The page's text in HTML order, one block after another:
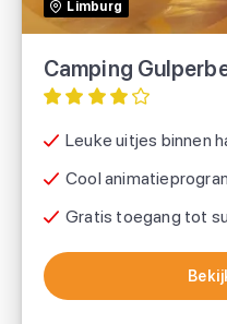
Limburg
Camping
Leuke uitjes binnen
Cool
Gratis toegang tot